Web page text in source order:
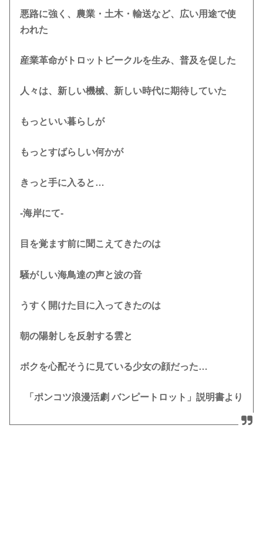
悪路に強く、農業・土木・輸送など、広い用途で使
われた
産業革命がトロットビークルを生み、普及を促した
人々は、新しい機械、新しい時代に期待していた
もっといい暮らしが
もっとすばらしい何かが
きっと手に入ると…
-海岸にて-
目を覚ます前に聞こえてきたのは
騒がしい海鳥達の声と波の音
うすく開けた目に入ってきたのは
朝の陽射しを反射する雲と
ボクを心配そうに見ている少女の顔だった…
「ポンコツ浪漫活劇 バンピートロット」説明書より